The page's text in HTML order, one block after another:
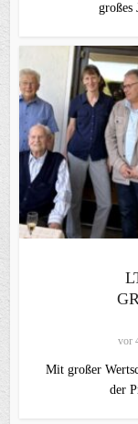
großes
vor
Mit großer
der